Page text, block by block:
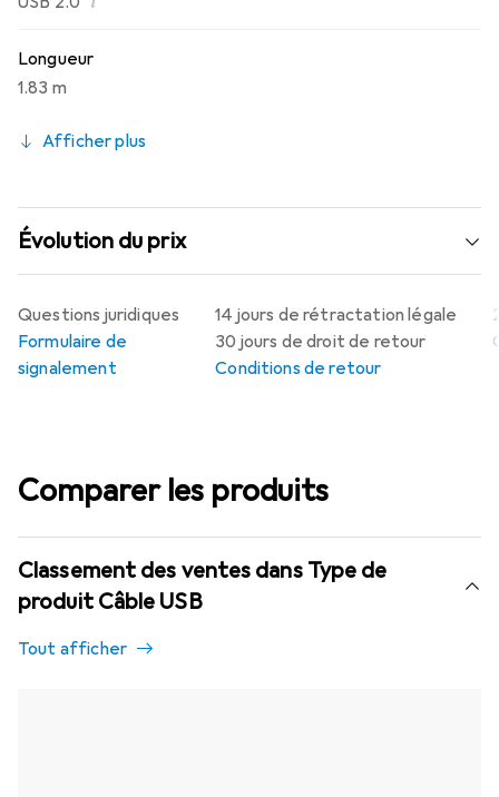
Longueur
1.83 m
Afficher plus
Évolution du prix
14 jours de rétractation légale
30 jours de droit de retour
Conditions de retour
Questions juridiques
Formulaire de
signalement
Comparer les produits
Classement des ventes dans Type de
produit Câble USB
Tout afficher